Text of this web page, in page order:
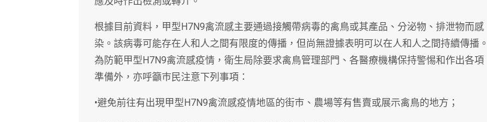
根據目前資料，甲型H7N9禽流感主要通過接觸帶病毒的禽鳥或其產品、分泌物、排泄物而感
染。該病毒可能存在人和人之間有限度的傳播，但尚無證據表明可以在人和人之間持續傳播。
為防範甲型H7N9禽流感疫情，衛生局除要求禽鳥管理部門、各醫療機構保持警惕和作出各項
準備外，亦呼籲巿民注意下列事項：
•避免前往有出現甲型H7N9禽流感疫情地區的街巿、農場等有售賣或展示禽鳥的地方；